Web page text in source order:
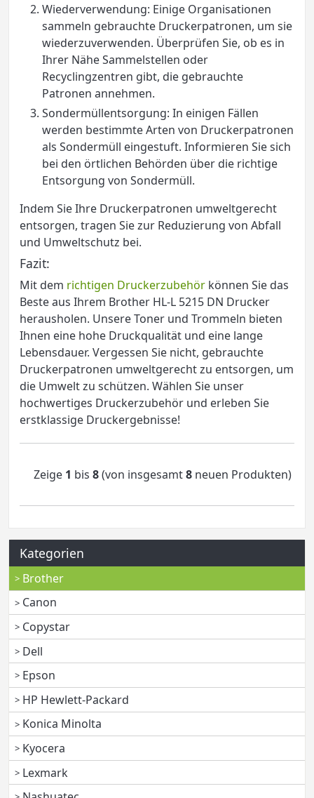
Wiederverwendung: Einige Organisationen
sammeln gebrauchte Druckerpatronen, um sie
wiederzuverwenden. Überprüfen Sie, ob es in
Ihrer Nähe Sammelstellen oder
Recyclingzentren gibt, die gebrauchte
Patronen annehmen.
Sondermüllentsorgung: In einigen Fällen
werden bestimmte Arten von Druckerpatronen
als Sondermüll eingestuft. Informieren Sie sich
bei den örtlichen Behörden über die richtige
Entsorgung von Sondermüll.
Indem Sie Ihre Druckerpatronen umweltgerecht
entsorgen, tragen Sie zur Reduzierung von Abfall
und Umweltschutz bei.
Fazit:
Mit dem richtigen Druckerzubehör können Sie das
Beste aus Ihrem Brother HL-L 5215 DN Drucker
herausholen. Unsere Toner und Trommeln bieten
Ihnen eine hohe Druckqualität und eine lange
Lebensdauer. Vergessen Sie nicht, gebrauchte
Druckerpatronen umweltgerecht zu entsorgen, um
die Umwelt zu schützen. Wählen Sie unser
hochwertiges Druckerzubehör und erleben Sie
erstklassige Druckergebnisse!
Zeige 1 bis 8(von insgesamt8 neuen Produkten)
Kategorien
Brother
Canon
Copystar
Dell
Epson
HP Hewlett-Packard
Konica Minolta
Kyocera
Lexmark